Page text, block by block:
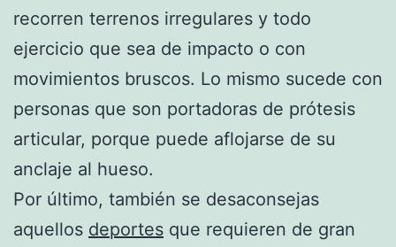
recorren terrenos irregulares y todo
ejercicio que sea de impacto o con
movimientos bruscos. Lo mismo sucede con
personas que son portadoras de prótesis
articular, porque puede aflojarse de su
anclaje al hueso.
Por último, también se desaconsejas
aquellos deportes que requieren de gran